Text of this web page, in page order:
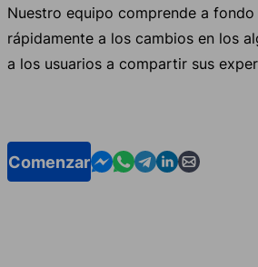
Nuestro equipo comprende a
rápidamente a los cambios en los
a los usuarios a compartir sus
ComenzarContact us in Messenger
Contact us in
Contact us in
Contact us in
Contact us